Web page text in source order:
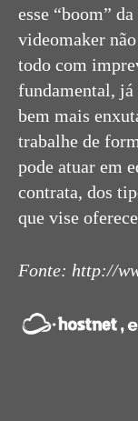
esse “boom”
videomaker
todo com
fundamental, já
bem mais
trabalhe de
pode atuar em
contrata, dos
que vise
Fonte: http://